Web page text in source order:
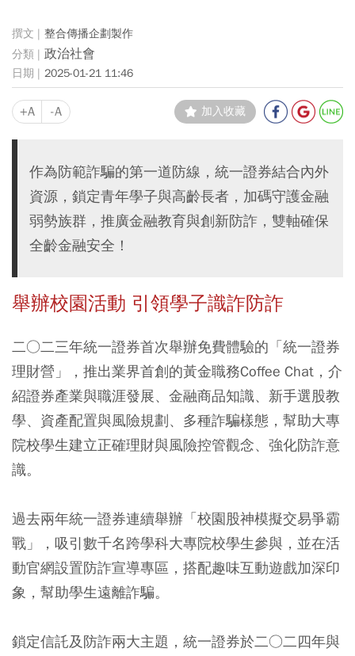
整合傳播企劃製作
政治社會
2025-01-21 11:46
+A -A 加入收藏
作為防範詐騙的第一道防線，統一證券結合內外
資源，鎖定青年學子與高齡長者，加碼守護金融
弱勢族群，推廣金融教育與創新防詐，雙軸確保
全齡金融安全！
舉辦校園活動 引領學子識詐防詐
二○二三年統一證券首次舉辦免費體驗的「統一證券
理財營」，推出業界首創的黃金職務Coffee Chat，介
紹證券產業與職涯發展、金融商品知識、新手選股教
學、資產配置與風險規劃、多種詐騙樣態，幫助大專
院校學生建立正確理財與風險控管觀念、強化防詐意
識。
過去兩年統一證券連續舉辦「校園股神模擬交易爭霸
戰」，吸引數千名跨學科大專院校學生參與，並在活
動官網設置防詐宣導專區，搭配趣味互動遊戲加深印
象，幫助學生遠離詐騙。
鎖定信託及防詐兩大主題，統一證券於二○二四年與